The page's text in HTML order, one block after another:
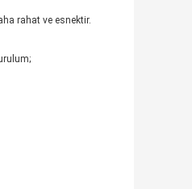
rahat ve esnektir.